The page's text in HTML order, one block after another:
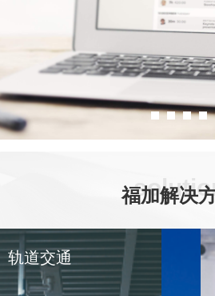
福加解决
轨道交通